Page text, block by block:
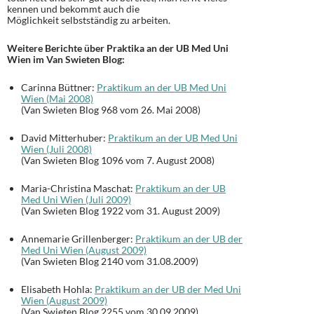
kennen und bekommt auch die
Möglichkeit selbstständig zu arbeiten.
Weitere Berichte über Praktika an der UB Med Uni
Wien im Van Swieten Blog:
Carinna Büttner: Praktikum an der UB Med Uni
Wien (Mai 2008)
(Van Swieten Blog 968 vom 26. Mai 2008)
David Mitterhuber: Praktikum an der UB Med Uni
Wien (Juli 2008)
(Van Swieten Blog 1096 vom 7. August 2008)
Maria-Christina Maschat: Praktikum an der UB
Med Uni Wien (Juli 2009)
(Van Swieten Blog 1922 vom 31. August 2009)
Annemarie Grillenberger: Praktikum an der UB der
Med Uni Wien (August 2009)
(Van Swieten Blog 2140 vom 31.08.2009)
Elisabeth Hohla: Praktikum an der UB der Med Uni
Wien (August 2009)